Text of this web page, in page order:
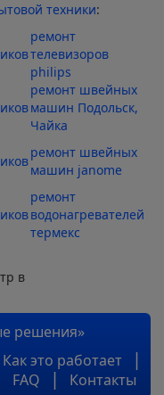
техники:
ремонт
телевизоров
philips
ремонт швейных
машин Подольск,
Чайка
ремонт швейных
машин janome
ремонт
водонагревателей
термекс
в
решения»
Как это работает
FAQ Контакты